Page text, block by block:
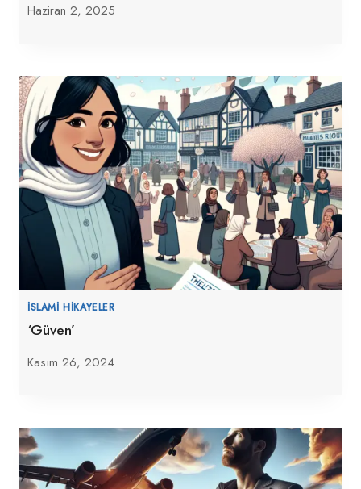
Haziran 2, 2025
İSLAMI HIKAYELER
‘Güven’
Kasım 26, 2024